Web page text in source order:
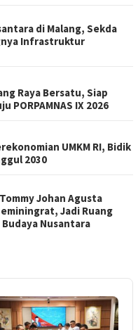
di Malang, Sekda
Infrastruktur
Raya Bersatu, Siap
PORPAMNAS IX 2026
UMKM RI, Bidik
2030
Johan Agusta
Jadi Ruang
Nusantara